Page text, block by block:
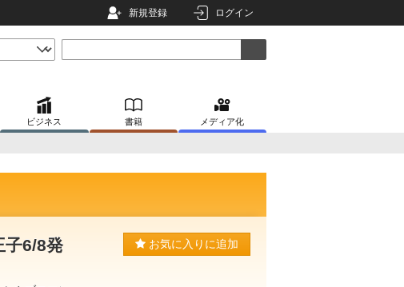
新規登録 ログイン
ビジネス 書籍 メディア化
6/8発
お気に入りに追加